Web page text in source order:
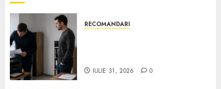
RECOMANDARI
IULIE 31, 2026 0